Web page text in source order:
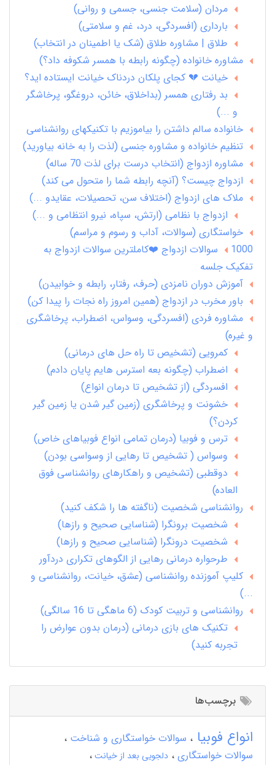
مردان (سلامت جنسی، جسمی و روانی)
بارداری (افسردگی، درد، غم و سلامتی)
طلاق | مشاوره طلاق (شک یا اطمینان در انتخاب)
مشاوره خانواده (چگونه رابطه با همسر شکوفه داد؟)
خیانت 💔 کجای پلکان دردناک خیانت ایستاده اید؟
بد رفتاری همسر (بداخلاق، خائن، دروغگو، پرخاشگر
و ...)
خانواده سالم داشتن را بیاموزیم با تکنیکهای روانشناسی
تنظیم خانواده و مشاوره جنسی (لذت را به خانه بیاورید)
مشاوره ازدواج (انتخاب درست برای لذت 70 ساله)
ازدواج چیست؟ (آنچه رابطه شما را متحول می کند)
ملاک های ازدواج (اختلاف سن، تحصیلات، عقایدو ...)
ازدواج با نظامی (ارتش، سپاه، نیرو انتظامی و ...)
خواستگاری (سوالات، آداب و رسوم و مراسم)
1000 سوالات ازدواج ❤️کاملترین سوالات ازدواج به
تفکیک جلسه
آموزش دوران نامزدی (حرف، رفتار، رابطه و خوابیدن)
باور مخرب در ازدواج (همین امروز راه نجات را پیدا کن)
مشاوره فردی (افسردگی، وسواس، اضطراب، پرخاشگری
و غیره)
کمرویی (تشخیص تا راه حل های درمانی)
اضطراب (چگونه بعه استرس هایم پایان دادم)
افسردگی (از تشخیص تا درمان انواع)
خشونت و پرخاشگری (زمین گیر شدن یا زمین گیر
کردن؟)
ترس و فوبیا (درمان تمامی انواع فوبیاهای خاص)
وسواس ( تشخیص تا رهایی از وسواسی بودن)
دوقطبی (تشخیص و راهکارهای روانشناسی فوق
العاده)
روانشناسی شخصیت (ناگفته ها را شکف کنید)
شخصیت برونگرا (شناسایی صحیح و رازها)
شخصیت درونگرا (شناسایی صحیح و رازها)
طرحواره درمانی رهایی از الگوهای تکراری دردآور
کلیپ آموزنده روانشناسی (عشق، خیانت، روانشناسی و
...)
روانشناسی و تربیت کودک (6 ماهگی تا 16 سالگی)
تکنیک های بازی درمانی (درمان بدون عوارض را
تجربه کنید)
برچسب‌ها
انواع فوبیا
سوالات خواستگاری و شناخت
سوالات خواستگاری
دلجویی بعد از خیانت